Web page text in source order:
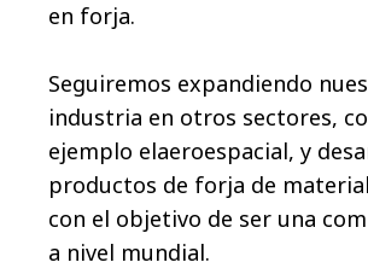
en forja.
Seguiremos expandiendo
industria en otros sectores,
ejemplo elaeroespacial, y
productos de forja de
con el objetivo de ser una
a nivel mundial.